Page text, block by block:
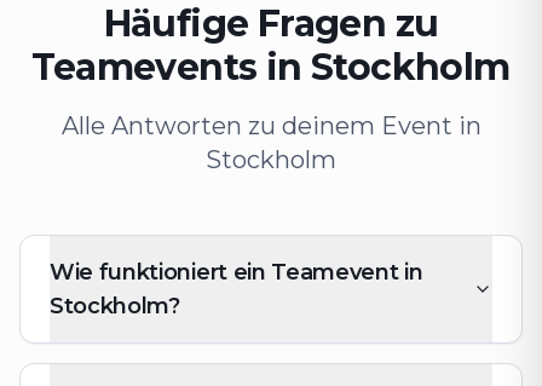
Häufige Fragen zu
Teamevents in Stockholm
Alle Antworten zu deinem Event in
Stockholm
Wie funktioniert ein Teamevent in
Stockholm?